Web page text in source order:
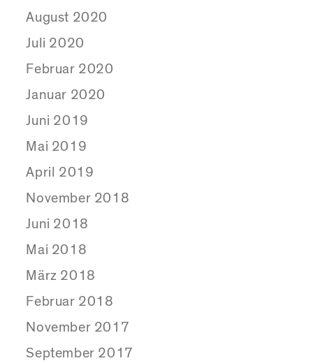
August 2020
Juli 2020
Februar 2020
Januar 2020
Juni 2019
Mai 2019
April 2019
November 2018
Juni 2018
Mai 2018
März 2018
Februar 2018
November 2017
September 2017